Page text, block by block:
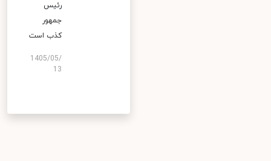
رئیس
جمهور
کذب است
1405/05/
13